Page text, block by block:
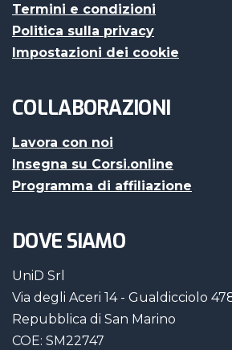
Termini e condizioni
Politica sulla privacy
Impostazioni dei cookie
COLLABORAZIONI
Lavora con noi
Insegna su Corsi.online
Programma di affiliazione
DOVE SIAMO
UniD Srl
Via degli Aceri 14 - Gualdicciolo
Repubblica di San Marino
COE: SM22747